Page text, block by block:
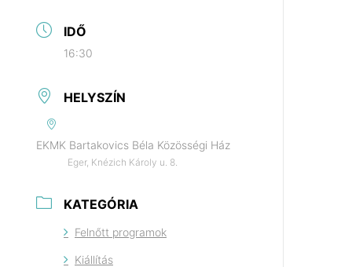
IDŐ
16:30
HELYSZÍN
EKMK Bartakovics Béla Közösségi Ház
Eger, Knézich Károly u. 8.
KATEGÓRIA
Felnőtt programok
Kiállítás